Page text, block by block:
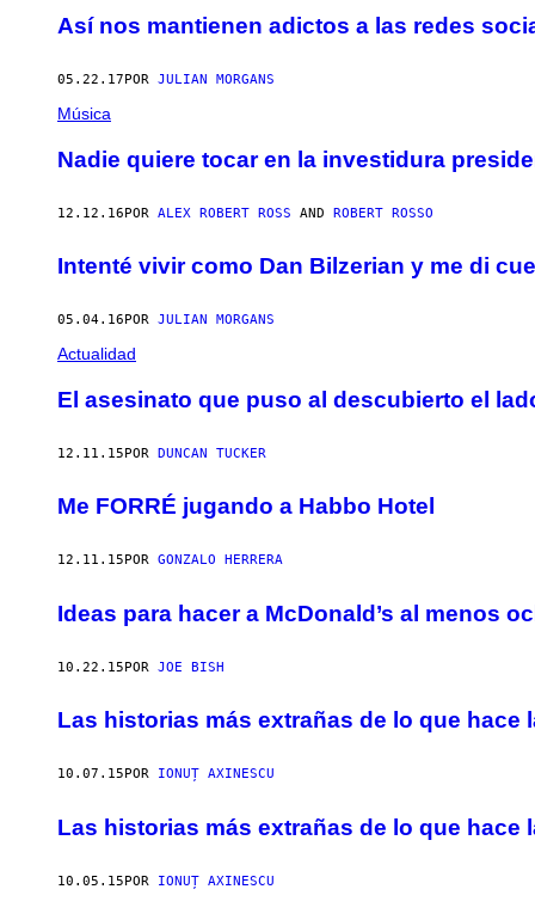
Así nos mantienen adictos a las redes
05.22.17 POR JULIAN MORGANS
Música
Nadie quiere tocar en la investidura
12.12.16POR ALEX ROBERT ROSS AND ROBERT ROSSO
Intenté vivir como Dan Bilzerian y me di
05.04.16 POR JULIAN MORGANS
Actualidad
El asesinato que puso al descubierto el
12.11.15POR DUNCAN TUCKER
Me FORRÉ jugando a Habbo Hotel
12.11.15 POR GONZALO HERRERA
Ideas para hacer a McDonald’s al menos
10.22.15POR JOE BISH
Las historias más extrañas de lo que hace
10.07.15 POR IONUȚ AXINESCU
Las historias más extrañas de lo que hace
10.05.15POR IONUȚ AXINESCU